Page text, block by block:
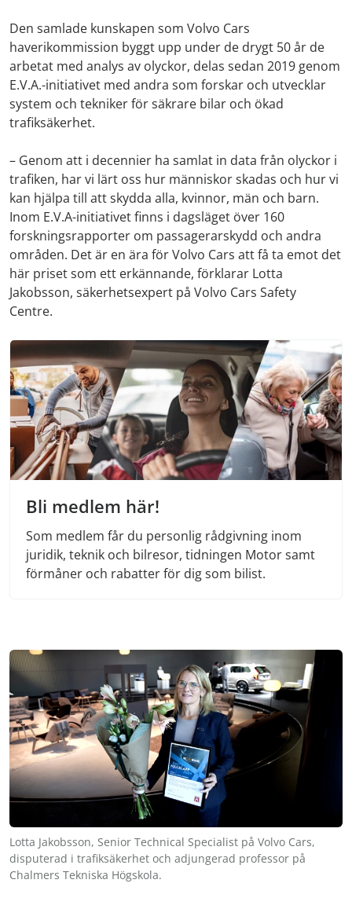
Den samlade kunskapen som Volvo Cars
haverikommission byggt upp under de drygt 50 år de
arbetat med analys av olyckor, delas sedan 2019 genom
E.V.A.-initiativet med andra som forskar och utvecklar
system och tekniker för säkrare bilar och ökad
trafiksäkerhet.
– Genom att i decennier ha samlat in data från olyckor i
trafiken, har vi lärt oss hur människor skadas och hur vi
kan hjälpa till att skydda alla, kvinnor, män och barn.
Inom E.V.A-initiativet finns i dagsläget över 160
forskningsrapporter om passagerarskydd och andra
områden. Det är en ära för Volvo Cars att få ta emot det
här priset som ett erkännande, förklarar Lotta
Jakobsson, säkerhetsexpert på Volvo Cars Safety
Centre.
Bli medlem här!
Som medlem får du personlig rådgivning inom
juridik, teknik och bilresor, tidningen Motor samt
förmåner och rabatter för dig som bilist.
Lotta Jakobsson, Senior Technical Specialist på Volvo Cars,
disputerad i trafiksäkerhet och adjungerad professor på
Chalmers Tekniska Högskola.